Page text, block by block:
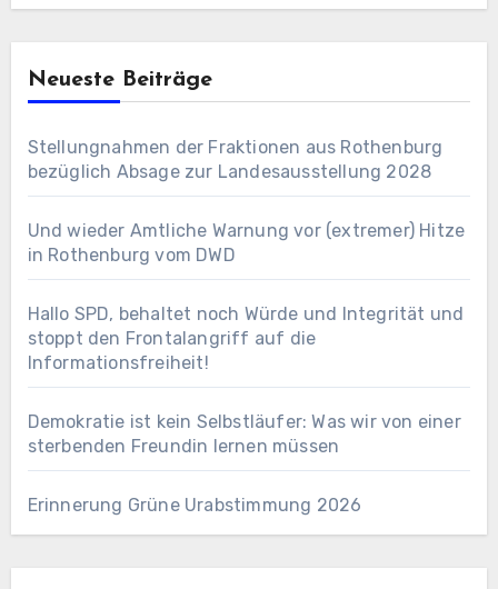
Neueste Beiträge
Stellungnahmen der Fraktionen aus Rothenburg
bezüglich Absage zur Landesausstellung 2028
Und wieder Amtliche Warnung vor (extremer) Hitze
in Rothenburg vom DWD
Hallo SPD, behaltet noch Würde und Integrität und
stoppt den Frontalangriff auf die
Informationsfreiheit!
Demokratie ist kein Selbstläufer: Was wir von einer
sterbenden Freundin lernen müssen
Erinnerung Grüne Urabstimmung 2026